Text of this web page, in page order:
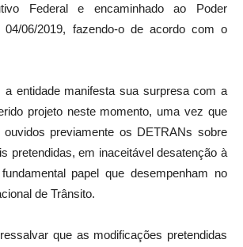
Federal e encaminhado ao Poder
04/06/2019, fazendo-o de acordo com o
a entidade manifesta sua surpresa com a
projeto neste momento, uma vez que
previamente os DETRANs sobre
pretendidas, em inaceitável desatenção à
papel que desempenham no
de Trânsito.
que as modificações pretendidas